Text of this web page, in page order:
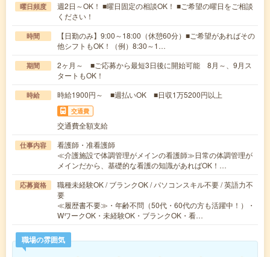
曜日頻度
週2日～OK！ ■曜日固定の相談OK！ ■ご希望の曜日をご相談
ください！
時間
【日勤のみ】9:00～18:00（休憩60分）■ご希望があればその
他シフトもOK！（例）8:30～1…
期間
2ヶ月～ ■ご応募から最短3日後に開始可能 8月～、9月ス
タートもOK！
時給 時給1900円～ ■週払いOK ■日収1万5200円以上
交通費
交通費全額支給
仕事内容
看護師・准看護師
≪介護施設で体調管理がメインの看護師≫日常の体調管理が
メインだから、基礎的な看護の知識があればOK！…
応募資格
職種未経験OK / ブランクOK / パソコンスキル不要 / 英語力不
要
≪履歴書不要≫・年齢不問（50代・60代の方も活躍中！）・
WワークOK・未経験OK・ブランクOK・看…
職場の雰囲気